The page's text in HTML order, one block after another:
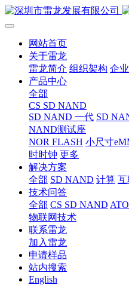
网站首页
关于雷龙
雷龙简介 组织架构 企
产品中心
全部
CS SD NAND
SD NAND 一代 SD
NAND测试座
NOR FLASH 小尺寸
时时钟 更多
解决方案
全部 SD NAND 计算 互
技术问答
全部 CS SD NAND
物联网技术
联系雷龙
加入雷龙
申请样品
站内搜索
English